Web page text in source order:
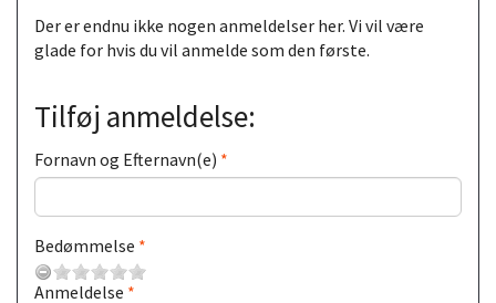
Der er endnu ikke nogen anmeldelser her. Vi vil være
glade for hvis du vil anmelde som den første.
Tilføj anmeldelse:
Fornavn og Efternavn(e)
Bedømmelse
Anmeldelse